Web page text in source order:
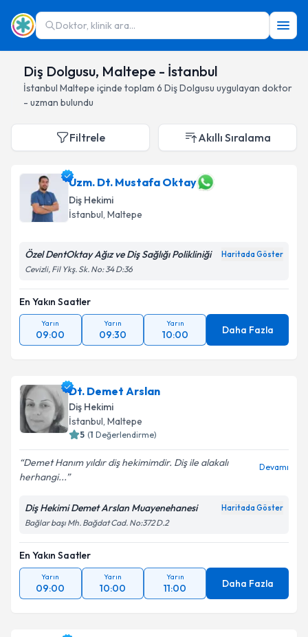
Doktor, klinik ara...
Diş Dolgusu, Maltepe - İstanbul
İstanbul Maltepe içinde toplam 6 Diş Dolgusu uygulayan doktor
- uzman bulundu
Filtrele Akıllı Sıralama
Uzm. Dt. Mustafa Oktay
Diş Hekimi
İstanbul, Maltepe
Özel DentOktay Ağız ve Diş Sağlığı Polikliniği Haritada Göster
Cevizli, Fil Ykş. Sk. No: 34 D:36
En Yakın Saatler
Yarın
09:00
Yarın
09:30
Yarın
10:00 Daha Fazla
Dt. Demet Arslan
Diş Hekimi
İstanbul, Maltepe
5 (1 Değerlendirme)
Demet Hanım yıldır diş hekimimdir. Diş ile alakalı
herhangi...
Devamı
Diş Hekimi Demet Arslan Muayenehanesi Haritada Göster
Bağlar başı Mh. Bağdat Cad. No:372 D.2
En Yakın Saatler
Yarın
09:00
Yarın
10:00
Yarın
11:00 Daha Fazla